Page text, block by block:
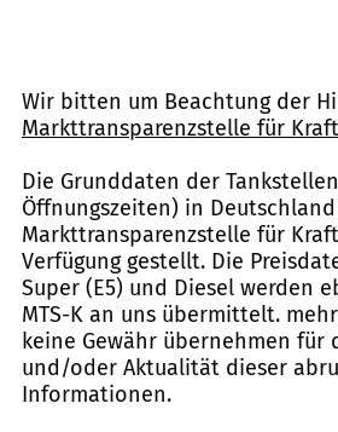
Wir bitten um Beachtung der
Markttransparenzstelle für
Die Grunddaten der
Öffnungszeiten) in
Markttransparenzstelle für
Verfügung gestellt. Die
Super (E5) und Diesel werden
MTS-K an uns übermittelt.
keine Gewähr übernehmen für
und/oder Aktualität dieser
Informationen.